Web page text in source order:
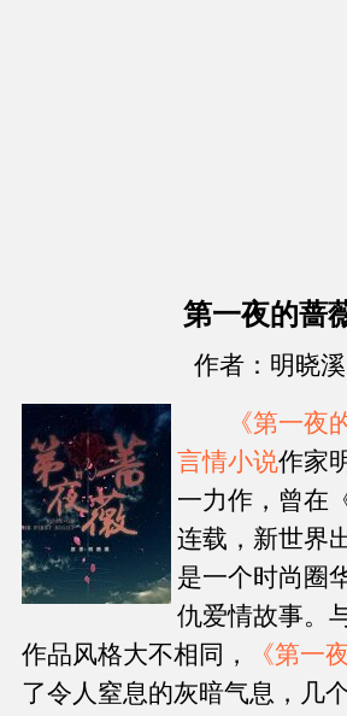
第一夜的蔷
作者：明晓溪
《第一夜
言情小说作家
一力作，曾在
连载，新世界
是一个时尚圈
仇爱情故事。
作品风格大不相同，
《第一
了令人窒息的灰暗气息，几